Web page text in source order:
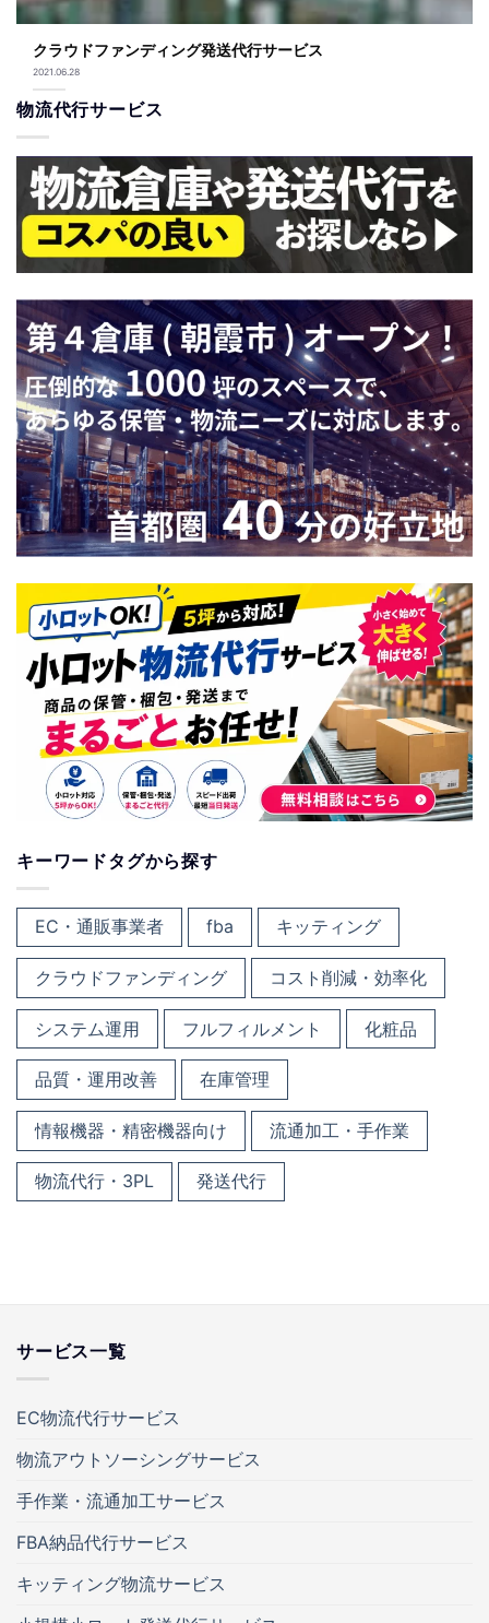
クラウドファンディング発送代行サービス
2021.06.28
物流代行サービス
キーワードタグから探す
EC・通販事業者 fba キッティング
クラウドファンディング コスト削減・効率化
システム運用 フルフィルメント 化粧品
品質・運用改善 在庫管理
情報機器・精密機器向け 流通加工・手作業
物流代行・3PL 発送代行
サービス一覧
EC物流代行サービス
物流アウトソーシングサービス
手作業・流通加工サービス
FBA納品代行サービス
キッティング物流サービス